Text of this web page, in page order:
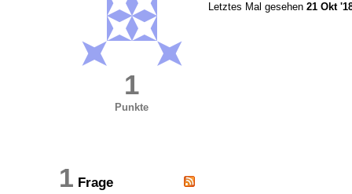
1
Punkte
Letztes Mal gesehen 21 Okt
1 Frage